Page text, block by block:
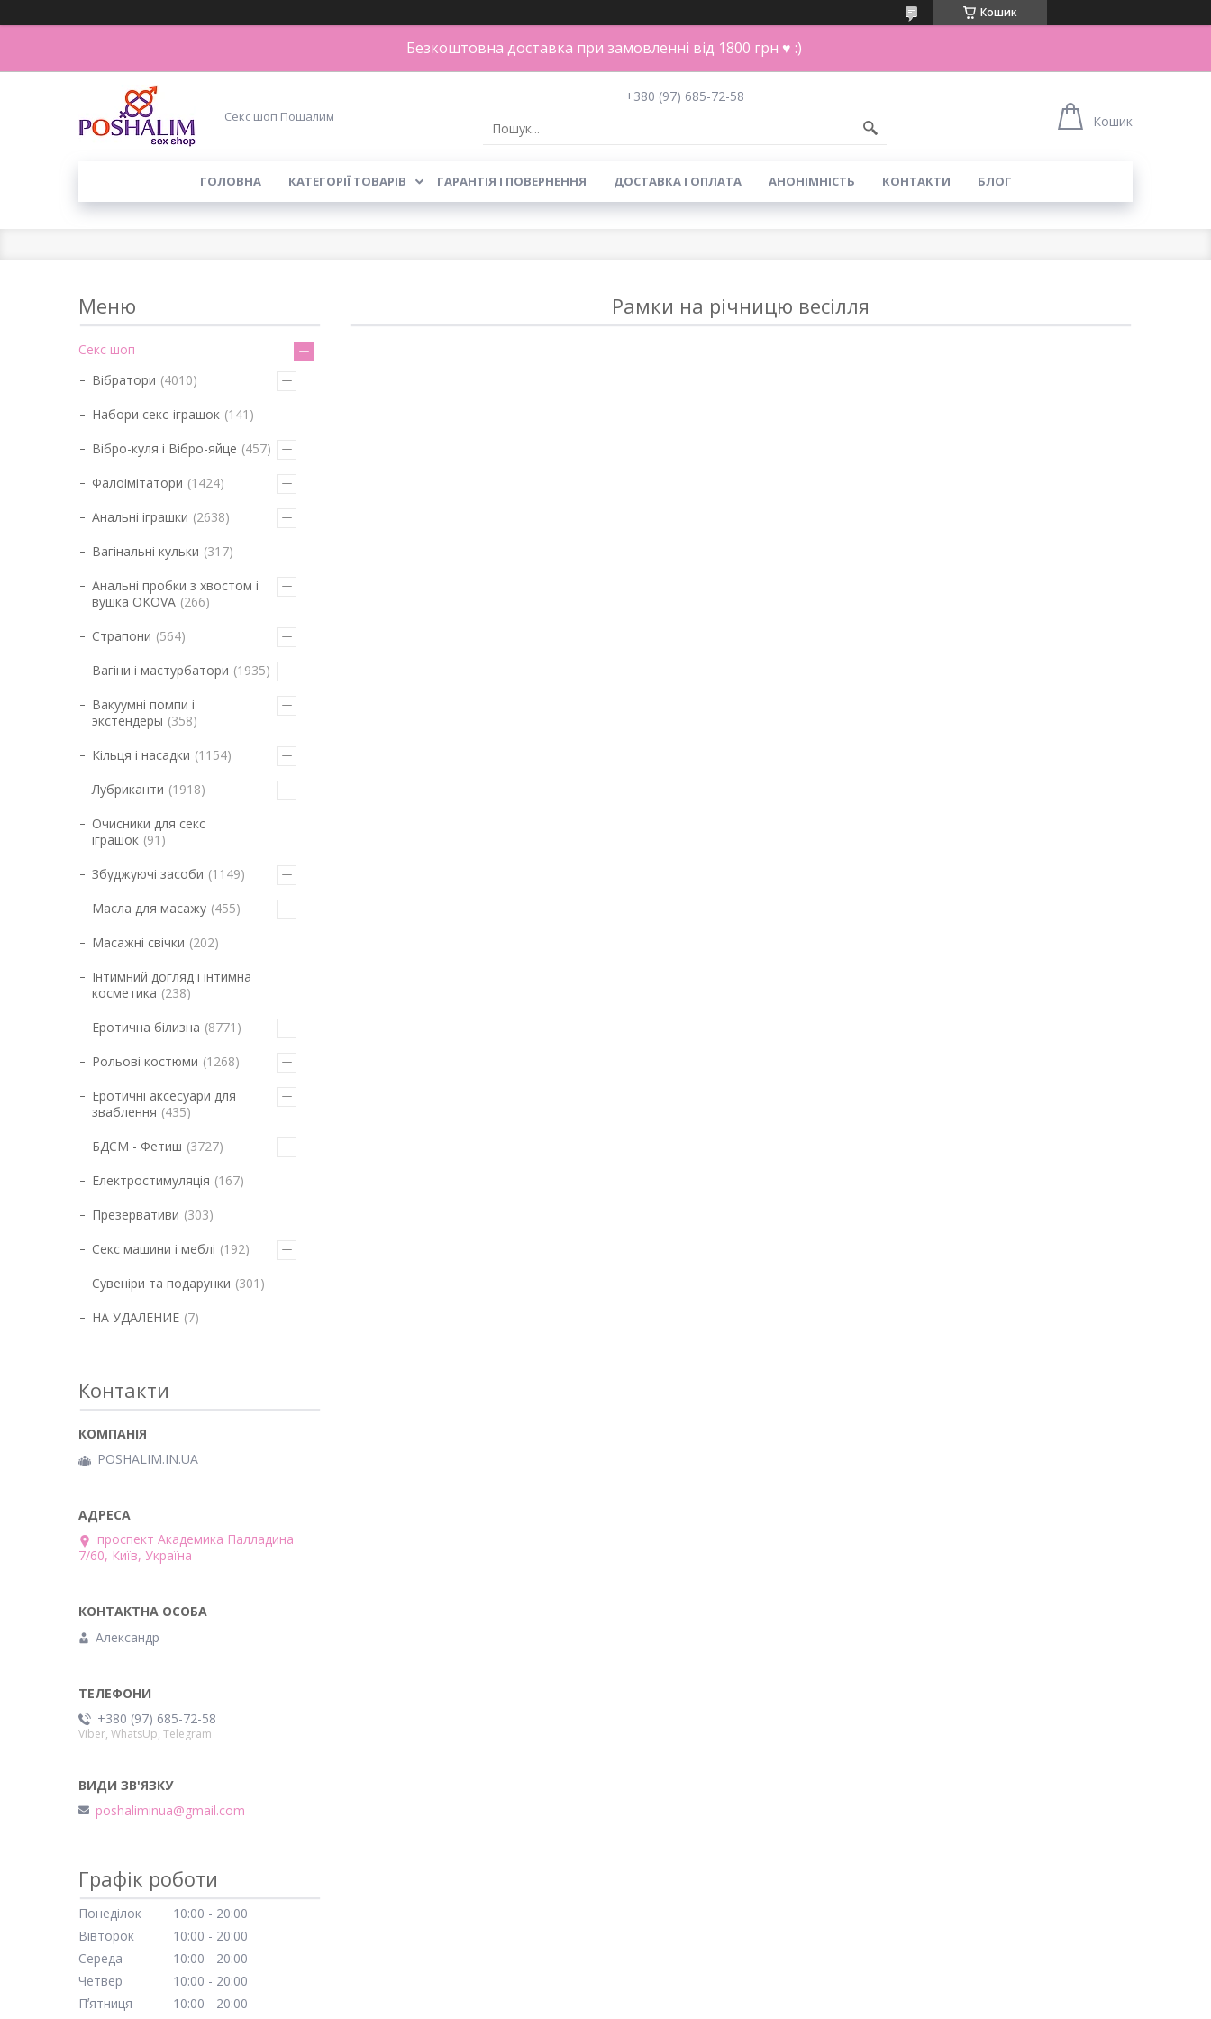
Кошик
Безкоштовна доставка при замовленні від 1800 грн ♥ :)
Секс шоп Пошалим
+380 (97) 685-72-58
Кошик
ГОЛОВНА КАТЕГОРІЇ ТОВАРІВ ГАРАНТІЯ І ПОВЕРНЕННЯ ДОСТАВКА І ОПЛАТА АНОНІМНІСТЬ КОНТАКТИ БЛОГ
Рамки на річницю весілля
Секс шоп
Вібратори 4010
Набори секс-іграшок 141
Вібро-куля і Вібро-яйце 457
Фалоімітатори 1424
Анальні іграшки 2638
Вагінальні кульки 317
Анальні пробки з хвостом і
вушка ОКОVА 266
Страпони 564
Вагіни і мастурбатори 1935
Вакуумні помпи і
экстендеры 358
Кільця і насадки 1154
Лубриканти 1918
Очисники для секс
іграшок 91
Збуджуючі засоби 1149
Масла для масажу 455
Масажні свічки 202
Інтимний догляд і інтимна
косметика 238
Еротична білизна 8771
Рольові костюми 1268
Еротичні аксесуари для
зваблення 435
БДСМ - Фетиш 3727
Електростимуляція 167
Презервативи 303
Секс машини і меблі 192
Сувеніри та подарунки 301
НА УДАЛЕНИЕ 7
Контакти
POSHALIM.IN.UA
проспект Академика Палладина
7/60, Київ, Україна
Александр
+380 (97) 685-72-58
Viber, WhatsUp, Telegram
poshaliminua@gmail.com
Графік роботи
Понеділок 10:00
20:00
Вівторок
10:00
20:00
Середа
10:00
20:00
Четвер
10:00
20:00
Пʼятниця
10:00
20:00